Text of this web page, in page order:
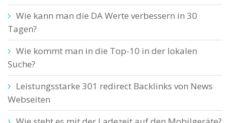
Wie kann man die DA Werte verbessern in 30
Tagen?
Wie kommt man in die Top-10 in der lokalen
Suche?
Leistungsstarke 301 redirect Backlinks von News
Webseiten